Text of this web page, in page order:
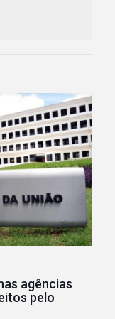
agências
pelo